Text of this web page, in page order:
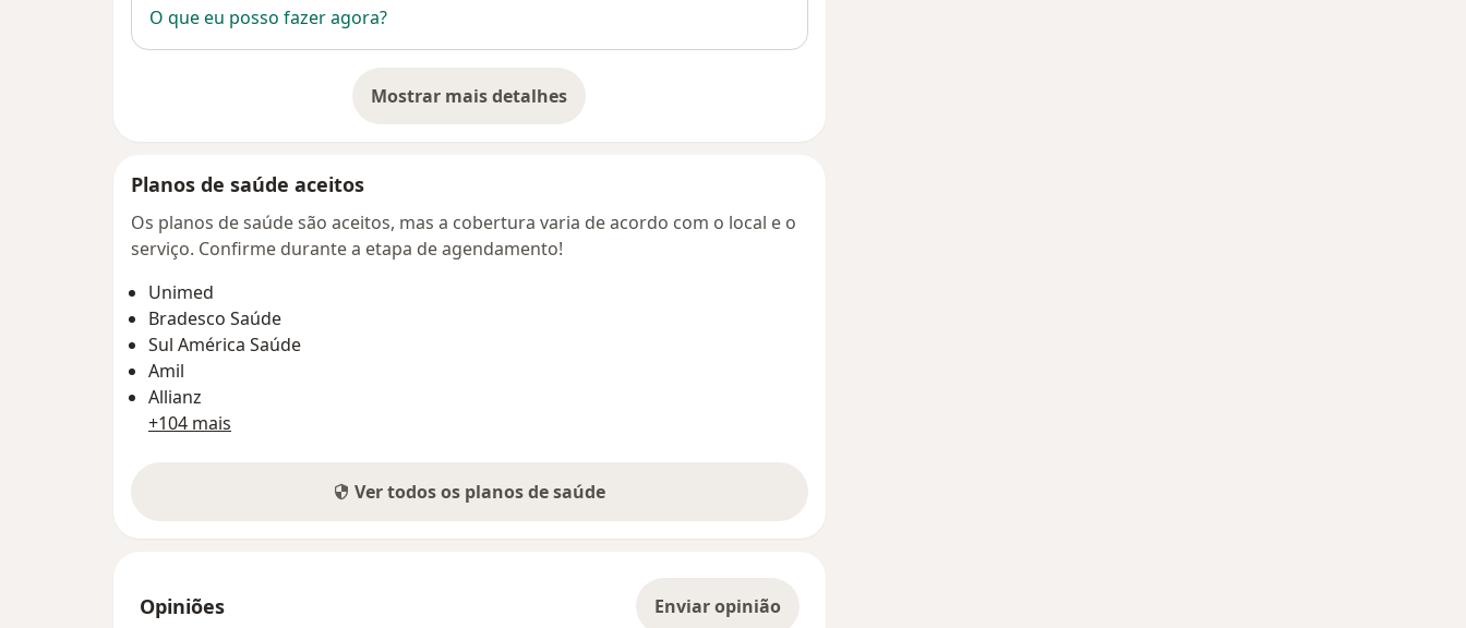
O que eu posso fazer agora?
Mostrar mais detalhes
sobre o endereço
Planos de saúde aceitos
Os planos de saúde são aceitos, mas a cobertura varia de acordo com o local e o
serviço. Confirme durante a etapa de agendamento!
Unimed
Bradesco Saúde
Sul América Saúde
Amil
Allianz
+104 mais
Ver todos os planos de saúde
Opiniões Enviar opinião